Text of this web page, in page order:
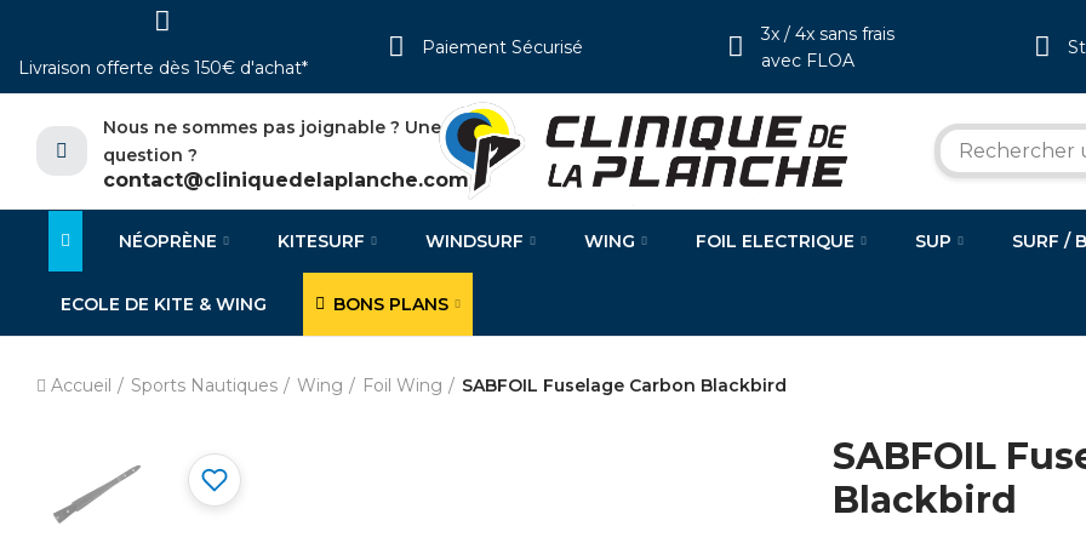
Livraison offerte dès 150€ d'achat*
Paiement Sécurisé
3x / 4x sans frais
avec FLOA
Nous ne sommes pas joignable ? Une
question ?
contact@cliniquedelaplanche.com
NÉOPRÈNE KITESURF WINDSURF WING FOIL ELECTRIQUE SUP SURF /
ECOLE DE KITE & WING BONS PLANS
Accueil Sports Nautiques Wing Foil Wing SABFOIL Fuselage Carbon Blackbird
SABFOIL
Blackbird